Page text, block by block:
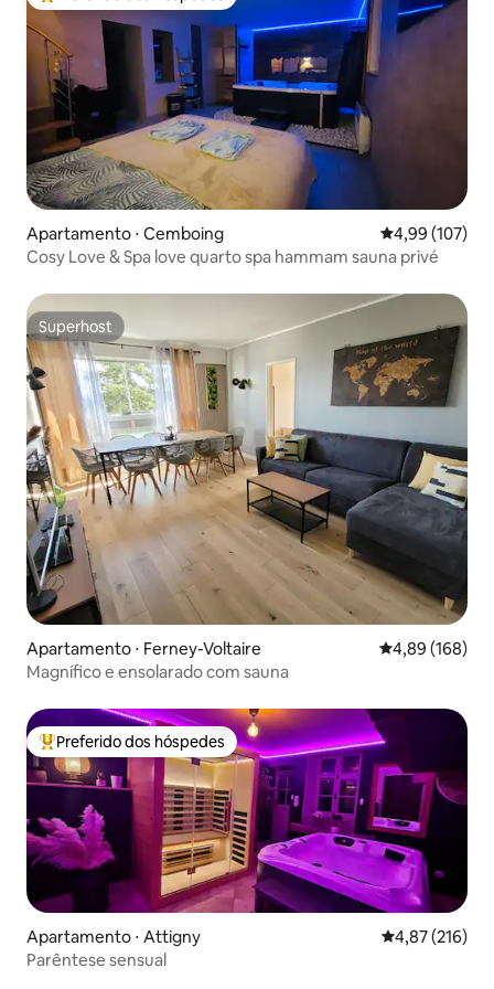
Entre os melhores preferidos dos hóspedes
Apartamento ⋅ Cemboing 4,99 de uma
4,99 (107)
Cosy Love & Spa love quarto spa hammam sauna privé
Superhost
Superhost
Apartamento ⋅ Ferney-Voltaire 4,89 de uma
4,89 (168)
Magnífico e ensolarado com sauna
Entre os melhores preferidos dos hóspedes
Preferido dos hóspedes
Apartamento ⋅ Attigny 4,87 de uma
4,87 (216)
Parêntese sensual